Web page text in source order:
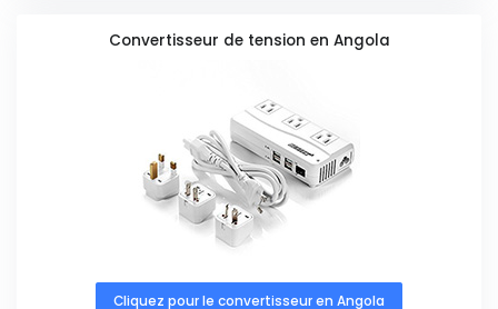
Convertisseur de tension en Angola
Cliquez pour le convertisseur en Angola